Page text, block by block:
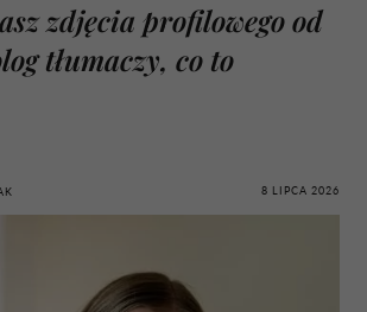
zdjęcia profilowego od
tłumaczy, co to
8 LIPCA 2026